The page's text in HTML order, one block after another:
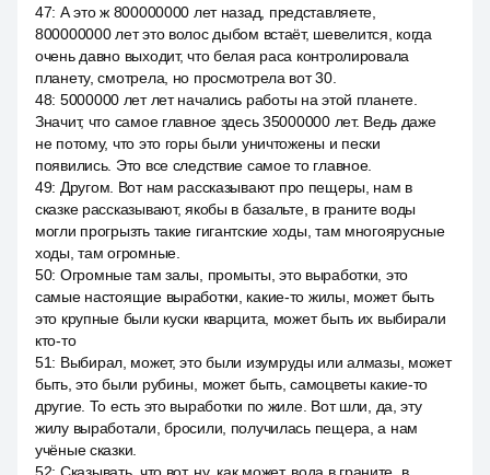
47: А это ж 800000000 лет назад, представляете,
800000000 лет это волос дыбом встаёт, шевелится, когда
очень давно выходит, что белая раса контролировала
планету, смотрела, но просмотрела вот 30.
48: 5000000 лет лет начались работы на этой планете.
Значит, что самое главное здесь 35000000 лет. Ведь даже
не потому, что это горы были уничтожены и пески
появились. Это все следствие самое то главное.
49: Другом. Вот нам рассказывают про пещеры, нам в
сказке рассказывают, якобы в базальте, в граните воды
могли прогрызть такие гигантские ходы, там многоярусные
ходы, там огромные.
50: Огромные там залы, промыты, это выработки, это
самые настоящие выработки, какие-то жилы, может быть
это крупные были куски кварцита, может быть их выбирали
кто-то
51: Выбирал, может, это были изумруды или алмазы, может
быть, это были рубины, может быть, самоцветы какие-то
другие. То есть это выработки по жиле. Вот шли, да, эту
жилу выработали, бросили, получилась пещера, а нам
учёные сказки.